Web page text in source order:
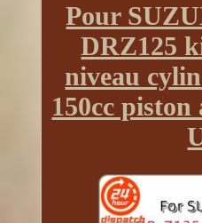
Pour
DRZ125
niveau
150cc piston